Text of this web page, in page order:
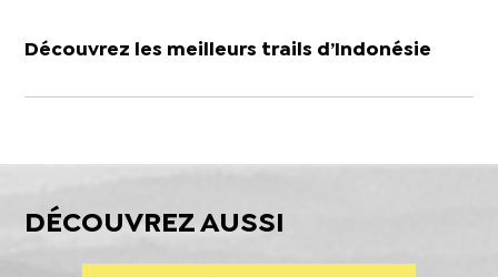
Découvrez les meilleurs trails d’Indonésie
DÉCOUVREZ AUSSI